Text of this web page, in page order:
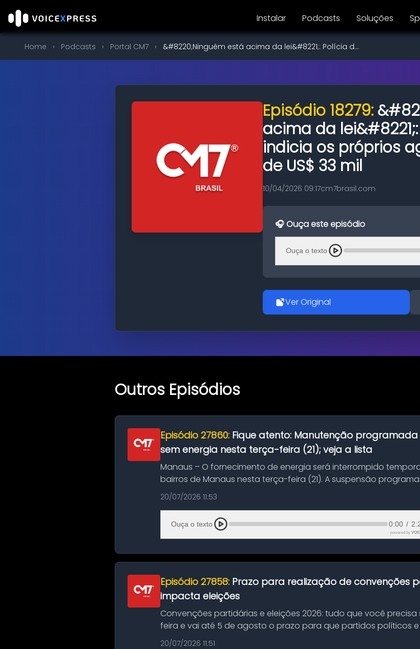
Instalar Podcasts Soluções
Home › Podcasts › Portal CM7 › &#8220;Ninguém está acima da lei&#8221;: Polícia d...
Episódio 18279:
acima da
indicia os próprios
de US$ 33 mil
10/04/2026 09:17cm7brasil.com
🎧 Ouça este episódio
Ouça o texto
Ver Original
Outros Episódios
Episódio 27860: Fique atento: Manutenção
sem energia nesta terça-feira (21); veja a lista
Manaus – O fornecimento de energia será interrompido
bairros de Manaus nesta terça-feira (21). A suspensão
serviços de manuten...
20/07/2026 11:53
Ouça o texto 0:00 /
powered by
Episódio 27858: Prazo para realização de convenções
impacta eleições
Convenções partidárias e eleições 2026: tudo que você
feira e vai até 5 de agosto o prazo para que partidos políticos
suas convençõ...
20/07/2026 11:51